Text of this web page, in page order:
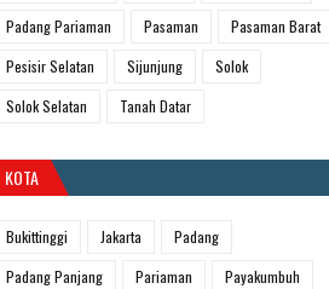
Padang Pariaman
Pasaman
Pasaman Barat
Pesisir Selatan
Sijunjung
Solok
Solok Selatan
Tanah Datar
KOTA
Bukittinggi Jakarta
Padang
Padang Panjang
Pariaman
Payakumbuh